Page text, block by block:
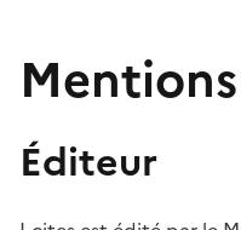
Éditeur